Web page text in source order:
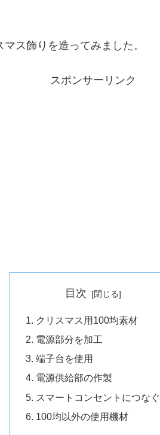
ス飾りを造ってみました。
スポンサーリンク
目次
クリスマス用100均素材
電源部分を加工
端子台を使用
電源供給部の作製
スマートコンセントにつなぐ
100均以外の使用機材